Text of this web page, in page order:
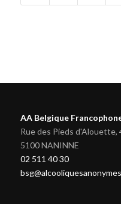
AA Belgique
Rue des Pieds d'Alouette,
5100 NANINNE
02 511 40 30